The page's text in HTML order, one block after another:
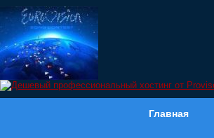
Главная